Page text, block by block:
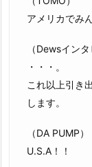
アメリカでみ
（Dewsインタ
・・・。
これ以上引き
します。
（DA PUMP）
U.S.A！！